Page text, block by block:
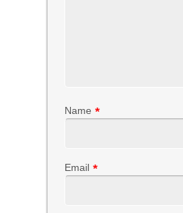
Name *
Email *